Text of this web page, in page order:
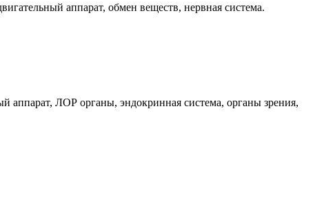
аппарат, обмен веществ, нервная система.
аппарат, ЛОР органы, эндокринная система, органы зрения,